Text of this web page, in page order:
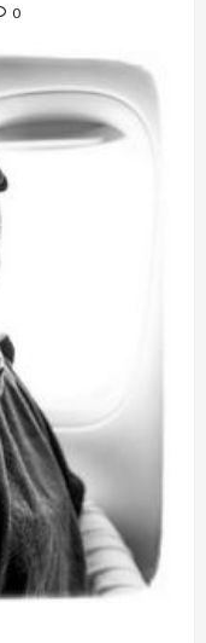
0